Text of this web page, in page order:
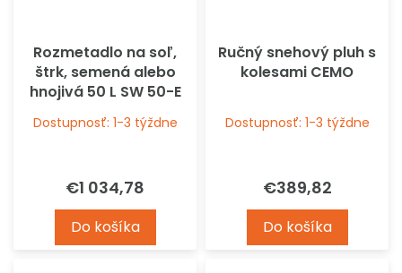
Rozmetadlo na soľ,
štrk, semená alebo
hnojivá 50 L SW 50-E
Dostupnosť: 1-3 týždne
€1 034,78
Do košíka
Ručný snehový pluh s
kolesami CEMO
Dostupnosť: 1-3 týždne
€389,82
Do košíka